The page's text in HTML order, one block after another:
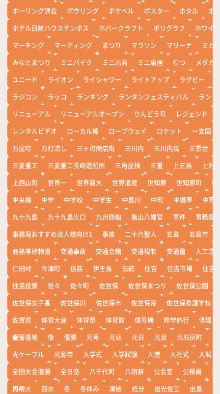
ボーリング調査
ボウリング ポケベル ポスター ホタル
ホ
ホテル日航ハウステンボス
ホバークラフト ポリグラフ
ホワイ
マーチング
マーティング まつり マラソン マリーナ
ミカ
みなとまつり
ミニバイク ミニ出島 ミニ鳥居 むつ
メダカ
ユニード
ライオン ライシャワー ライトアップ ラグビー
ラジコン
ラッコ ランキング ランタンフェスティバル
ランド
リニューアル
リニューアルオープン りんどう号 レジェンド
レンタルビデオ
ローカル線 ロープウェイ ロケット
一支国
万屋町
万灯流し 三ヶ町商店街 三川内 三川内焼 三景台
三菱重工
三菱重工長崎造船所 三角屋根 三重 上五島
上対
上西山町
世界一 世界最大 世界遺産 世知原 世知原町
中
中央橋
中学 中学校 中学生 中島川 中町 中継車
中華
九十九島
九十九島火口 九州商船 亀山八幡宮 事件
事務局
事務局おすすめ法人様向け1
事故 二十六聖人 五島 五島市
亜熱帯植物園
交通事故 交通会館 交通規制 交通量
人工芝
仁田峠
今津町 仮装 伊王島 伝統 住吉 住吉市場
住吉
住民投票
佐々 佐々町 佐世保 佐世保まつり 佐世保公園
佐世保女子高
佐世保川 佐世保市 佐世保港
佐世保看護学校
佐賀県
体育大会 体育祭 体育館 信号機 修学旅行
修理
備蓄基地
像 優勝 元号 元寇 元日 元旦 元石灰町
光ケーブル
光源寺 入学式 入学試験 入港 入社式
入試
全国大会優勝
全日空 八千代町 八朔祭 公会堂 公務員
公
再噴火
冠水 冬 冬休み 凍結 処分 出光佐三 出島